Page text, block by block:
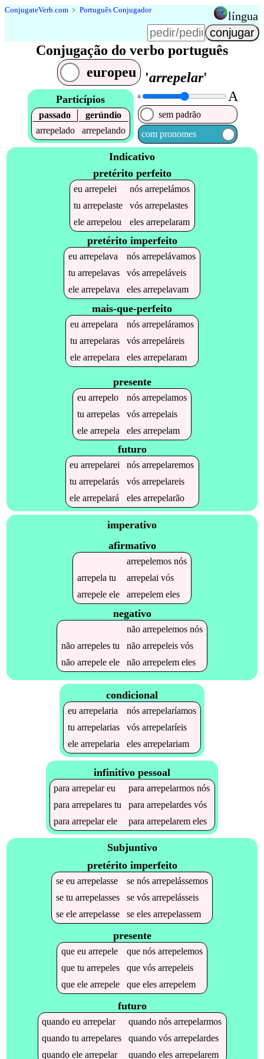
ConjugateVerb.com ﹥ Português Conjugador língua
Conjugação do verbo português
europeu
'arrepelar'
Particípios
passado
gerúndio
arrepelado
arrepelando
A A
sem padrão
com pronomes
Indicativo
pretérito perfeito
euarrepelei nósarrepelámos
tuarrepelaste vósarrepelastes
elearrepelou elesarrepelaram
pretérito imperfeito
eu arrepelava nós arrepelávamos
tu arrepelavas vós arrepeláveis
ele arrepelava eles arrepelavam
mais-que-perfeito
eu arrepelara nós arrepeláramos
tu arrepelaras vós arrepeláreis
ele arrepelara eles arrepelaram
presente
eu arrepelo nós arrepelamos
tu arrepelas vós arrepelais
ele arrepela eles arrepelam
futuro
euarrepelarei nósarrepelaremos
tuarrepelarás vósarrepelareis
elearrepelará elesarrepelarão
imperativo
afirmativo
arrepelemosnós
arrepela tu arrepelai vós
arrepeleele arrepelemeles
negativo
não arrepelemosnós
não arrepelestu não arrepeleisvós
não arrepeleele não arrepelemeles
condicional
eu arrepelaria nós arrepelaríamos
tu arrepelarias vós arrepelaríeis
ele arrepelaria eles arrepelariam
infinitivo pessoal
paraarrepelareu paraarrepelarmos nós
paraarrepelares tu paraarrepelardes vós
paraarrepelarele paraarrepelarem eles
Subjuntivo
pretérito imperfeito
se eu arrepelasse se nós arrepelássemos
se tu arrepelasses se vós arrepelásseis
se ele arrepelasse se eles arrepelassem
presente
que eu arrepele que nós arrepelemos
que tu arrepeles que vós arrepeleis
que ele arrepele que eles arrepelem
futuro
quandoeuarrepelar quandonósarrepelarmos
quandotuarrepelares quandovósarrepelardes
quandoelearrepelar quandoelesarrepelarem